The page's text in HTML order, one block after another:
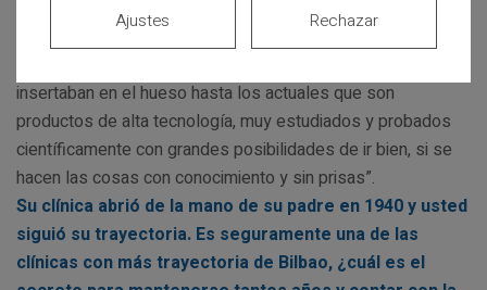
implantología ha sido muy importante desde los primeros
implantes que coloqué en el año 76. Han pasado de ser una
insertaban en el hueso hasta los actuales que son
productos de alta tecnología, muy estudiados y probados
científicamente con grandes posibilidades de ir bien, si se
hacen las cosas con conocimiento y sin prisas”.
Su clínica abrió de la mano de su padre en 1940 y usted
siguió su trayectoria. Es seguramente una de las
clínicas con más trayectoria de Bilbao, ¿cuál es el
Rechazar
Ajustes